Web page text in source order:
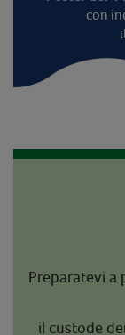
con
Preparatevi a
il custode